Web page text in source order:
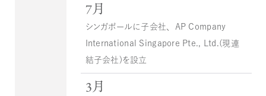
7月
シンガポールに子会社、AP Company
International Singapore Pte., Ltd.（現連
結子会社）を設立
3月